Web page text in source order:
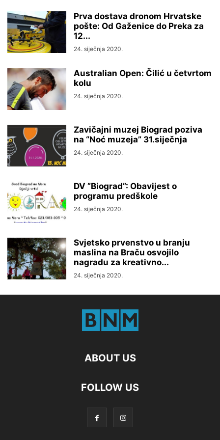
Prva dostava dronom Hrvatske
pošte: Od Gaženice do Preka za
12...
24. siječnja 2020.
Australian Open: Čilić u četvrtom
kolu
24. siječnja 2020.
Zavičajni muzej Biograd poziva
na “Noć muzeja” 31.siječnja
24. siječnja 2020.
DV ”Biograd”: Obavijest o
programu predškole
24. siječnja 2020.
Svjetsko prvenstvo u branju
maslina na Braču osvojilo
nagradu za kreativno...
24. siječnja 2020.
ABOUT US
FOLLOW US